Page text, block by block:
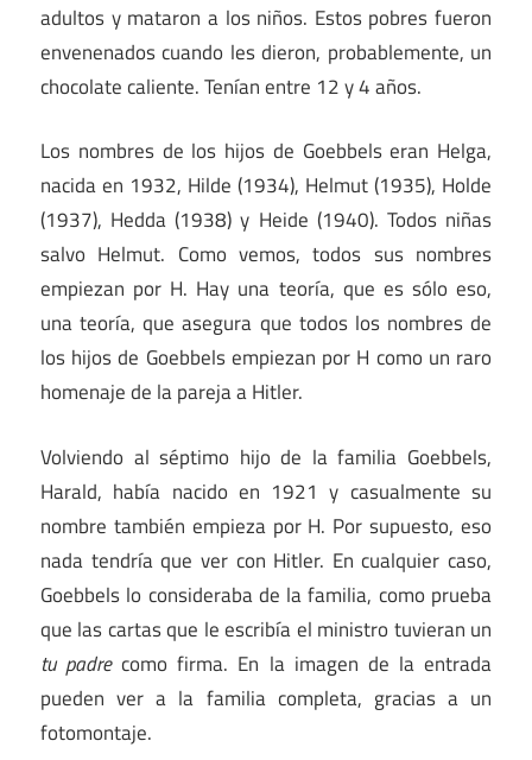
adultos y mataron a los niños. Estos pobres fueron
envenenados cuando les dieron, probablemente, un
chocolate caliente. Tenían entre 12 y 4 años.
Los nombres de los hijos de Goebbels eran Helga,
nacida en 1932, Hilde (1934), Helmut (1935), Holde
(1937), Hedda (1938) y Heide (1940). Todos niñas
salvo Helmut. Como vemos, todos sus nombres
empiezan por H. Hay una teoría, que es sólo eso,
una teoría, que asegura que todos los nombres de
los hijos de Goebbels empiezan por H como un raro
homenaje de la pareja a Hitler.
Volviendo al séptimo hijo de la familia Goebbels,
Harald, había nacido en 1921 y casualmente su
nombre también empieza por H. Por supuesto, eso
nada tendría que ver con Hitler. En cualquier caso,
Goebbels lo consideraba de la familia, como prueba
que las cartas que le escribía el ministro tuvieran un
tu padrecomo firma. En la imagen de la entrada
pueden ver a la familia completa, gracias a un
fotomontaje.